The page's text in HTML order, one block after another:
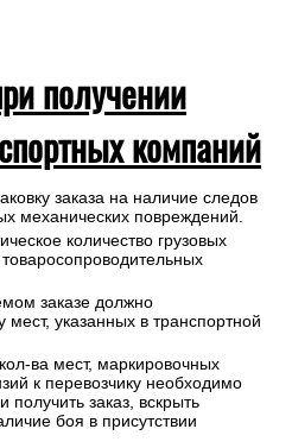
получении
компаний
заказа на наличие следов
механических повреждений.
количество грузовых
заказе должно
мест, указанных в транспортной
ва мест, маркировочных
к перевозчику необходимо
получить заказ, вскрыть
боя в присутствии